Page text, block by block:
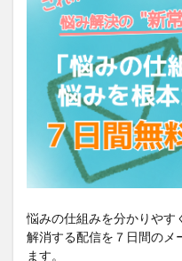
悩みの仕組みを分かりやす
解消する配信を７日間のメ
ます。